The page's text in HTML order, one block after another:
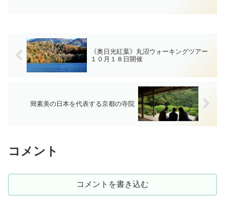
《奥日光紅葉》丸沼ウォーキングツアー
１０月１８日開催
簡素美の日本を代表する京都の寺院
コメント
コメントを書き込む